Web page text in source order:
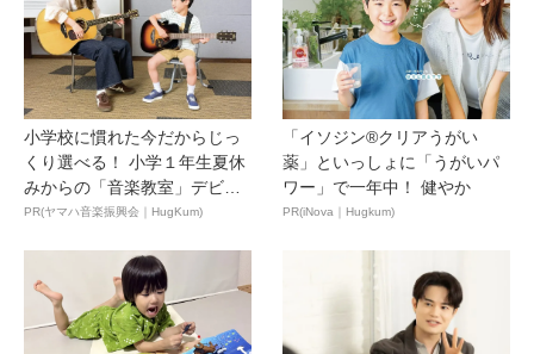
小学校に慣れた今だからじっ
くり選べる！ 小学１年生夏休
みからの「音楽教室」デビ
ュ...
PR(ヤマハ音楽振興会｜HugKum)
「イソジン®クリアうがい
薬」といっしょに「うがいパ
ワー」で一年中！ 健やか
PR(iNova｜Hugkum)